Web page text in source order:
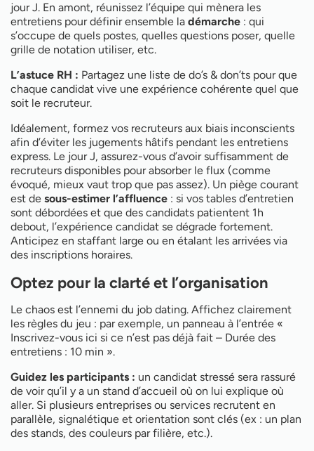
jour J. En amont, réunissez l’équipe qui mènera les
entretiens pour définir ensemble la démarche : qui
s’occupe de quels postes, quelles questions poser, quelle
grille de notation utiliser, etc.
L’astuce RH : Partagez une liste de do’s & don’ts pour que
chaque candidat vive une expérience cohérente quel que
soit le recruteur.
Idéalement, formez vos recruteurs aux biais inconscients
afin d’éviter les jugements hâtifs pendant les entretiens
express. Le jour J, assurez-vous d’avoir suffisamment de
recruteurs disponibles pour absorber le flux (comme
évoqué, mieux vaut trop que pas assez). Un piège courant
est de sous-estimer l’affluence : si vos tables d’entretien
sont débordées et que des candidats patientent 1h
debout, l’expérience candidat se dégrade fortement.
Anticipez en staffant large ou en étalant les arrivées via
des inscriptions horaires.
Optez pour la clarté et l’organisation
Le chaos est l’ennemi du job dating. Affichez clairement
les règles du jeu : par exemple, un panneau à l’entrée «
Inscrivez-vous ici si ce n’est pas déjà fait – Durée des
entretiens : 10 min ».
Guidez les participants : un candidat stressé sera rassuré
de voir qu’il y a un stand d’accueil où on lui explique où
aller. Si plusieurs entreprises ou services recrutent en
parallèle, signalétique et orientation sont clés (ex : un plan
des stands, des couleurs par filière, etc.).